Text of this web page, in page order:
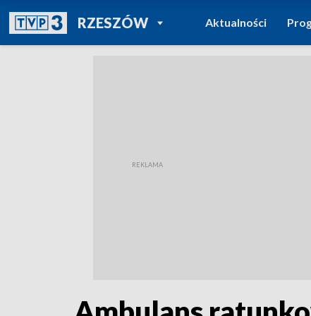
RZESZÓWPOWRÓT DO
TVP REGIONY
Aktualności